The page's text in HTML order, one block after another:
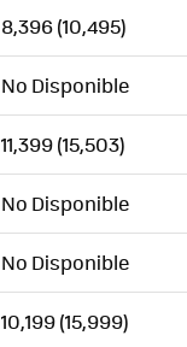
8,396 (10,495)
No Disponible
11,399 (15,503)
No Disponible
No Disponible
10,199 (15,999)